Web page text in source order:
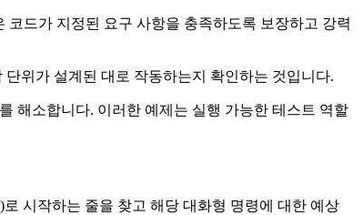
드가 지정된 요구 사항을 충족하도록 보장하고 강력
위가 설계된 대로 작동하는지 확인하는 것입니다.
해소합니다. 이러한 예제는 실행 가능한 테스트 역할
로 시작하는 줄을 찾고 해당 대화형 명령에 대한 예상